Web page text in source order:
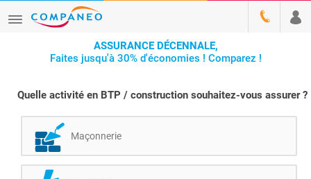
ASSURANCE DÉCENNALE,
Faites jusqu'à 30% d'économies ! Comparez !
Quelle activité en BTP / construction souhaitez-vous assurer ?
Maçonnerie